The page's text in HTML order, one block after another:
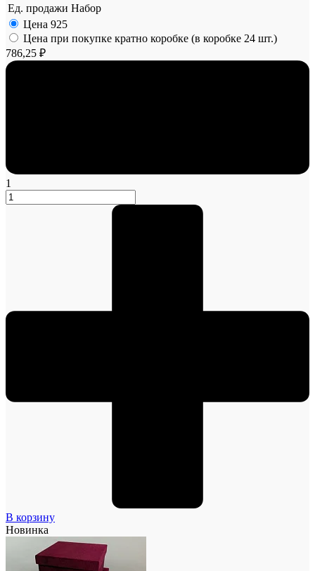
Ед. продажи Набор
Цена 925
Цена при покупке кратно коробке (в коробке 24 шт.)
786,25 ₽
1
В корзину
Новинка